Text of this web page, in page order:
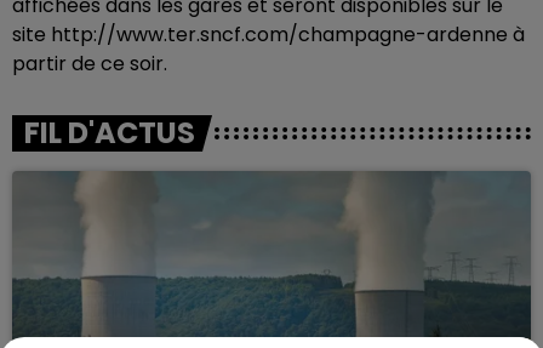
site http://www.ter.sncf.com/champagne-ardenne à
partir de ce soir.
FIL D'ACTUS